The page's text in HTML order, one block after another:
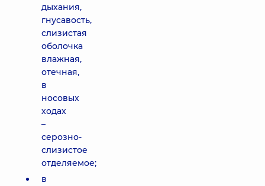
дыхания,
гнусавость,
слизистая
оболочка
влажная,
отечная,
в
носовых
ходах
–
серозно-
слизистое
отделяемое;
в